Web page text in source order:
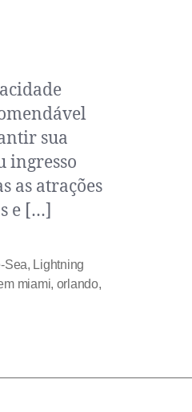
sua
ingresso
as atrações
e […]
Sea, Lightning
miami, orlando,